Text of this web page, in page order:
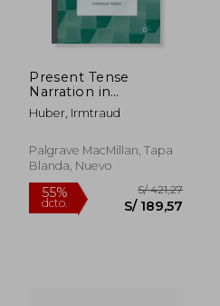
Present Tense
Narration in
Contemporary
Fiction: A
Overview (en Inglés)
Huber, Irmtraud
Palgrave MacMillan, Tapa
Blanda, Nuevo